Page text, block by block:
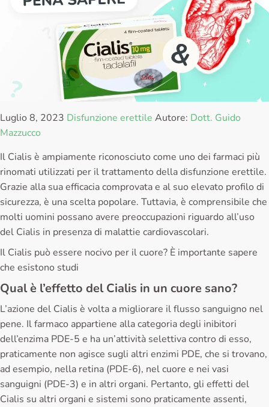
Luglio 8, 2023 Disfunzione erettile Autore: Dott. Guido
Mazzucco
Il Cialis è ampiamente riconosciuto come uno dei farmaci più
rinomati utilizzati per il trattamento della disfunzione erettile.
Grazie alla sua efficacia comprovata e al suo elevato profilo di
sicurezza, è una scelta popolare. Tuttavia, è comprensibile che
molti uomini possano avere preoccupazioni riguardo all’uso
del Cialis in presenza di malattie cardiovascolari.
Il Cialis può essere nocivo per il cuore? È importante sapere
che esistono studi
Qual è l’effetto del Cialis in un cuore sano?
L’azione del Cialis è volta a migliorare il flusso sanguigno nel
pene. Il farmaco appartiene alla categoria degli inibitori
dell’enzima PDE-5 e ha un’attività selettiva contro di esso,
praticamente non agisce sugli altri enzimi PDE, che si trovano,
ad esempio, nella retina (PDE-6), nel cuore e nei vasi
sanguigni (PDE-3) e in altri organi. Pertanto, gli effetti del
Cialis su altri organi e sistemi sono praticamente assenti,